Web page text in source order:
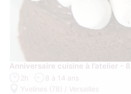
Anniversaire cuisine à l’atelier -
2h
8 à 14 ans
Yvelines (78) / Versailles